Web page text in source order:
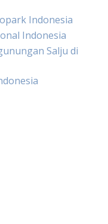
Indonesia
Indonesia
Salju di